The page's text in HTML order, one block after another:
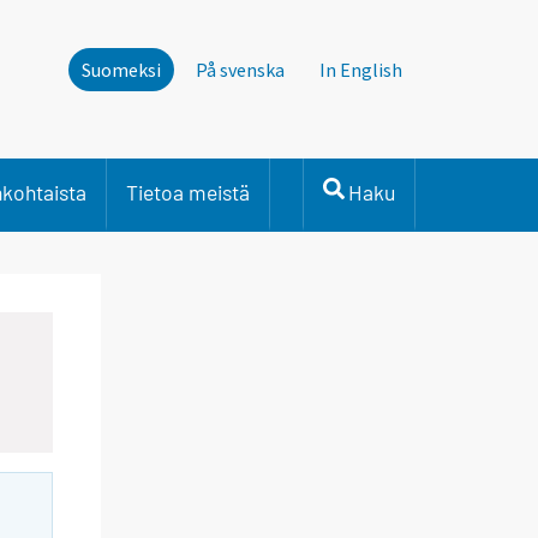
Suomeksi På svenska In English
Tietoa meistä Haku